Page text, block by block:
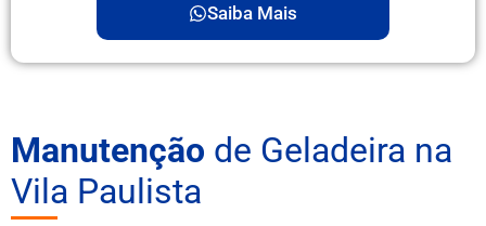
Saiba Mais
Manutenção de Geladeira na
Vila Paulista